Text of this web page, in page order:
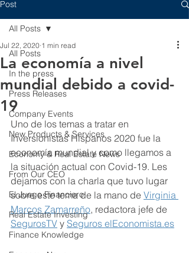
Post
All Posts
In the press
Press Releases
Company Events
New Products & Services
Economy & Real Estate News
From Our CEO
El Juego Financiero
Real Estate Investing
Finance Knowledge
All Posts
La economía a nivel
mundial debido a covid-
19
Jul 22, 2020 1 min read
Uno de los temas a tratar en
Inversionistas Hispanos 2020 fue la
economía mundial y como llegamos a
la situación actual con Covid-19. Les
dejamos con la charla que tuvo lugar
sobre este tema de la mano de Virginia
Marcos Zamarreño, redactora jefe de
SegurosTV y Seguros elEconomista.es